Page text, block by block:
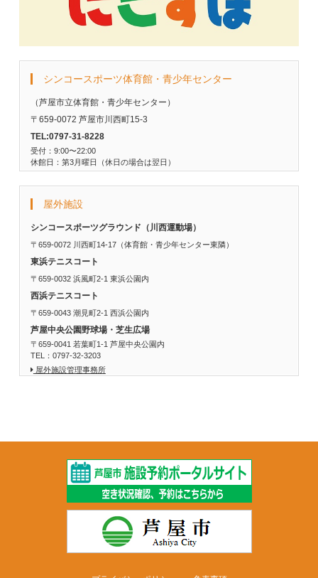
シンコースポーツ体育館・青少年センター
（芦屋市立体育館・青少年センター）
〒659-0072 芦屋市川西町15-3
TEL:0797-31-8228
受付：9:00〜22:00
休館日：第3月曜日（休日の場合は翌日）
屋外施設
シンコースポーツグラウンド（川西運動場）
〒659-0072 川西町14-17（体育館・青少年センター東隣）
東浜テニスコート
〒659-0032 浜風町2-1 東浜公園内
西浜テニスコート
〒659-0043 潮見町2-1 西浜公園内
芦屋中央公園野球場・芝生広場
〒659-0041 若葉町1-1 芦屋中央公園内
TEL：0797-32-3203
屋外施設管理事務所